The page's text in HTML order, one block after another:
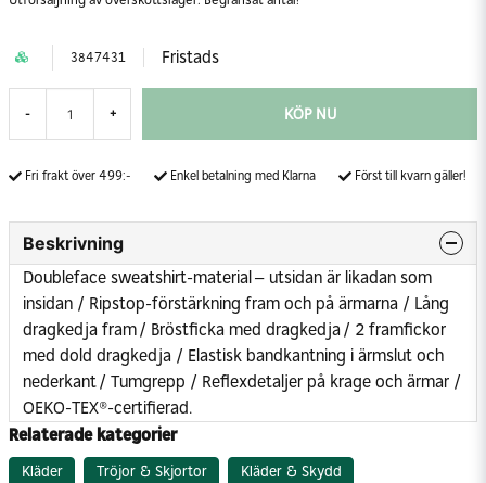
3847431 Fristads
- + KÖP NU
Fri frakt över 499:- Enkel betalning med Klarna Först till kvarn gäller!
Beskrivning
Doubleface sweatshirt-material – utsidan är likadan som
insidan / Ripstop-förstärkning fram och på ärmarna / Lång
dragkedja fram / Bröstficka med dragkedja / 2 framfickor
med dold dragkedja / Elastisk bandkantning i ärmslut och
nederkant / Tumgrepp / Reflexdetaljer på krage och ärmar /
OEKO-TEX®-certifierad.
Relaterade kategorier
Kläder Tröjor & Skjortor Kläder & Skydd